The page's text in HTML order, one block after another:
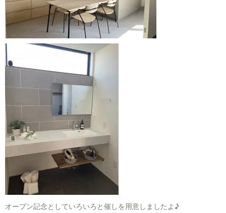
オープン記念としていろいろと催しを用意しましたよ♪